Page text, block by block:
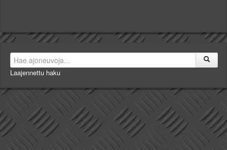
Laajennettu haku